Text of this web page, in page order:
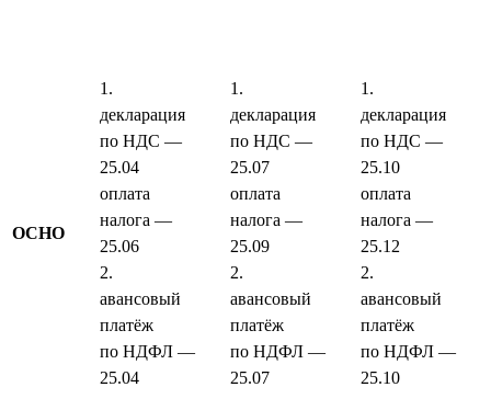
ОСНО
1.
декларация
по НДС —
25.04
оплата
налога —
25.06
2.
авансовый
платёж
по НДФЛ —
25.04
1.
декларация
по НДС —
25.07
оплата
налога —
25.09
2.
авансовый
платёж
по НДФЛ —
25.07
1.
декларация
по НДС —
25.10
оплата
налога —
25.12
2.
авансовый
платёж
по НДФЛ —
25.10